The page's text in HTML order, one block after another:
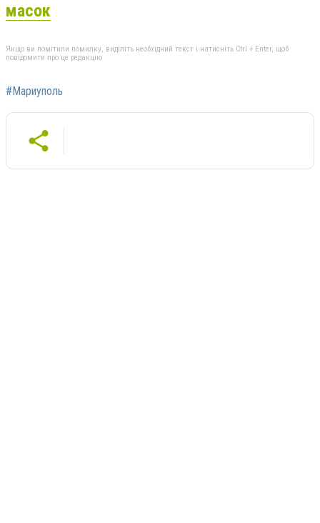
масок
Якщо ви помітили помилку, виділіть необхідний текст і натисніть Ctrl + Enter, щоб
повідомити про це редакцію
#Мариуполь